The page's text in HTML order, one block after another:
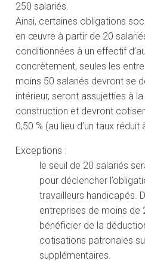
250 salariés.
Ainsi, certaines obligations
en œuvre à partir de 20
conditionnées à un effectif
concrètement, seules les
moins 50 salariés devront se
intérieur, seront assujetties à
construction et devront
0,50 % (au lieu d’un taux réduit
Exceptions :
le seuil de 20 salariés
pour déclencher
travailleurs handicapés.
entreprises de moins de
bénéficier de la
cotisations patronales
supplémentaires.